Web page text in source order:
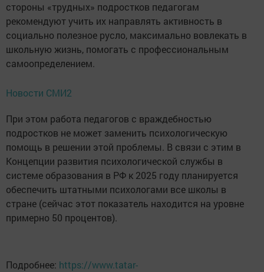
стороны «трудных» подростков педагогам
рекомендуют учить их направлять активность в
социально полезное русло, максимально вовлекать в
школьную жизнь, помогать с профессиональным
самоопределением.
Новости СМИ2
При этом работа педагогов с враждебностью
подростков не может заменить психологическую
помощь в решении этой проблемы. В связи с этим в
Концепции развития психологической службы в
системе образования в РФ к 2025 году планируется
обеспечить штатными психологами все школы в
стране (сейчас этот показатель находится на уровне
примерно 50 процентов).
Подробнее: https://www.tatar-